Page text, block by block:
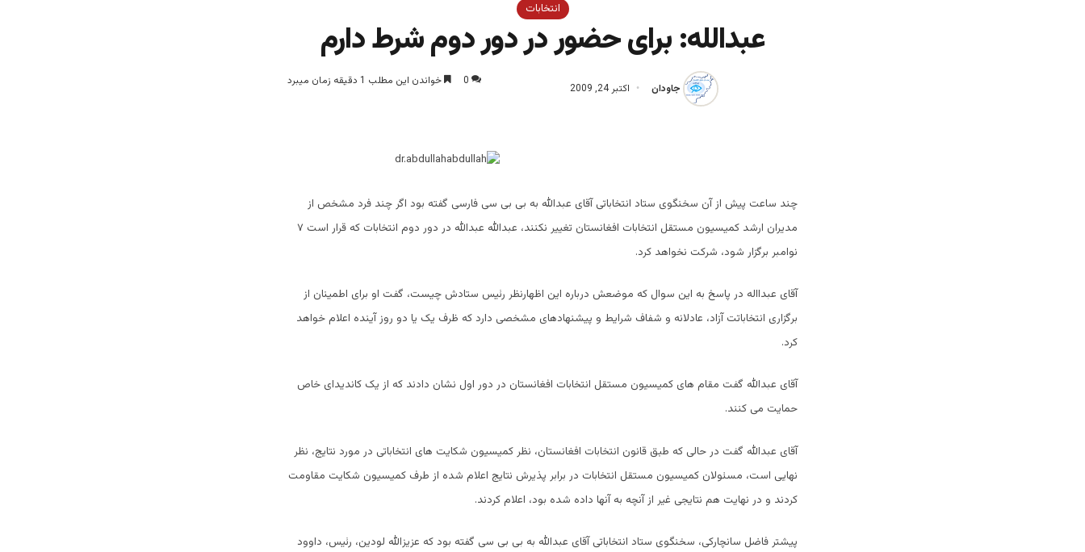
انتخابات
عبدالله: برای حضور در دور دوم شرط دارم
جاودان اکتبر 24, 2009
0 خواندن این مطلب 1 دقیقه زمان میبرد
چند ساعت پیش از آن سخنگوی ستاد انتخاباتی آقای عبدالله به بی بی سی فارسی گفته بود اگر چند فرد مشخص از
مدیران ارشد کمیسیون مستقل انتخابات افغانستان تغییر نکنند، عبدالله عبدالله در دور دوم انتخابات که قرار است ۷
نوامبر برگزار شود، شرکت نخواهد کرد.
آقای عبدااله در پاسخ به این سوال که موضعش درباره این اظهارنظر رئیس ستادش چیست، گفت او برای اطمینان از
برگزاری انتخاباتت آزاد، عادلانه و شفاف شرایط و پیشنهادهای مشخصی دارد که ظرف یک یا دو روز آینده اعلام خواهد
کرد.
آقای عبدالله گفت مقام های کمیسیون مستقل انتخابات افغانستان در دور اول نشان دادند که از یک کاندیدای خاص
حمایت می کنند.
آقای عبدالله گفت در حالی که طبق قانون انتخابات افغانستان، نظر کمیسیون شکایت های انتخاباتی در مورد نتایج، نظر
نهایی است، مسئولان کمیسیون مستقل انتخابات در برابر پذیرش نتایج اعلام شده از طرف کمیسیون شکایت مقاومت
کردند و در نهایت هم نتایجی غیر از آنچه به آنها داده شده بود، اعلام کردند.
پیشتر فاضل سانچارکی، سخنگوی ستاد انتخاباتی آقای عبدالله به بی بی سی گفته بود که عزیزالله لودین، رئیس، داوود